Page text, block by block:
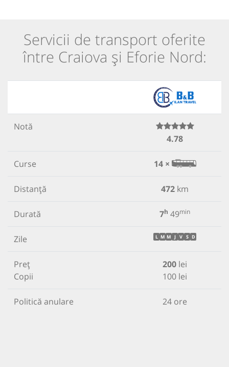
Servicii de transport oferite
între Craiova și Eforie Nord:
Notă
4.78
Curse 14 ×
Distanță 472 km
Durată 7h 49min
Zile L M M J V S D
Preț
Copii
200 lei
100 lei
Politică anulare 24 ore